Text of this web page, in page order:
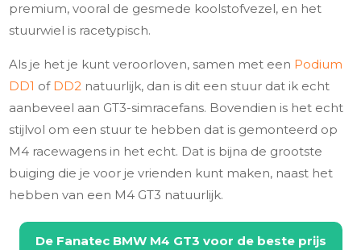
premium, vooral de gesmede koolstofvezel, en het
stuurwiel is racetypisch.
Als je het je kunt veroorloven, samen met een Podium
DD1 of DD2 natuurlijk, dan is dit een stuur dat ik echt
aanbeveel aan GT3-simracefans. Bovendien is het echt
stijlvol om een stuur te hebben dat is gemonteerd op
M4 racewagens in het echt. Dat is bijna de grootste
buiging die je voor je vrienden kunt maken, naast het
hebben van een M4 GT3 natuurlijk.
De Fanatec BMW M4 GT3 voor de beste prijs